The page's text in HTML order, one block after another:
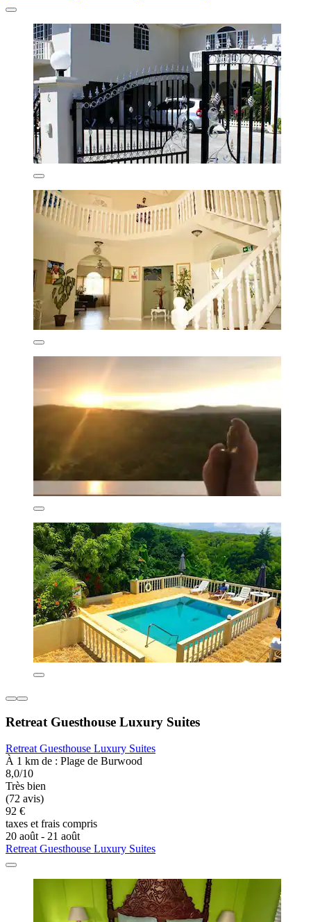
Retreat Guesthouse Luxury Suites
Retreat Guesthouse Luxury Suites
À 1 km de : Plage de Burwood
8,0/10
Très bien
(72 avis)
92 €
taxes et frais compris
20 août - 21 août
Retreat Guesthouse Luxury Suites